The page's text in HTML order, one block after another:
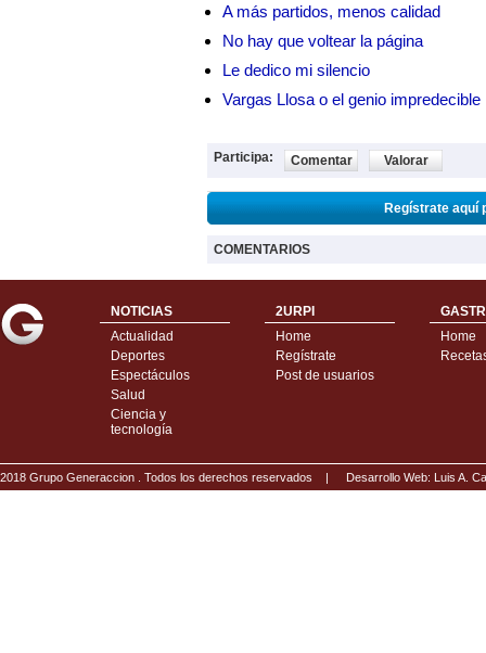
A más partidos, menos calidad
No hay que voltear la página
Le dedico mi silencio
Vargas Llosa o el genio impredecible
Participa: Comentar Valorar
Regístrate aquí
COMENTARIOS
NOTICIAS
Actualidad
Deportes
Espectáculos
Salud
Ciencia y
tecnología
2URPI
Home
Regístrate
Post de usuarios
Home
2018 Grupo Generaccion . Todos los derechos reservados | Desarrollo Web: Luis